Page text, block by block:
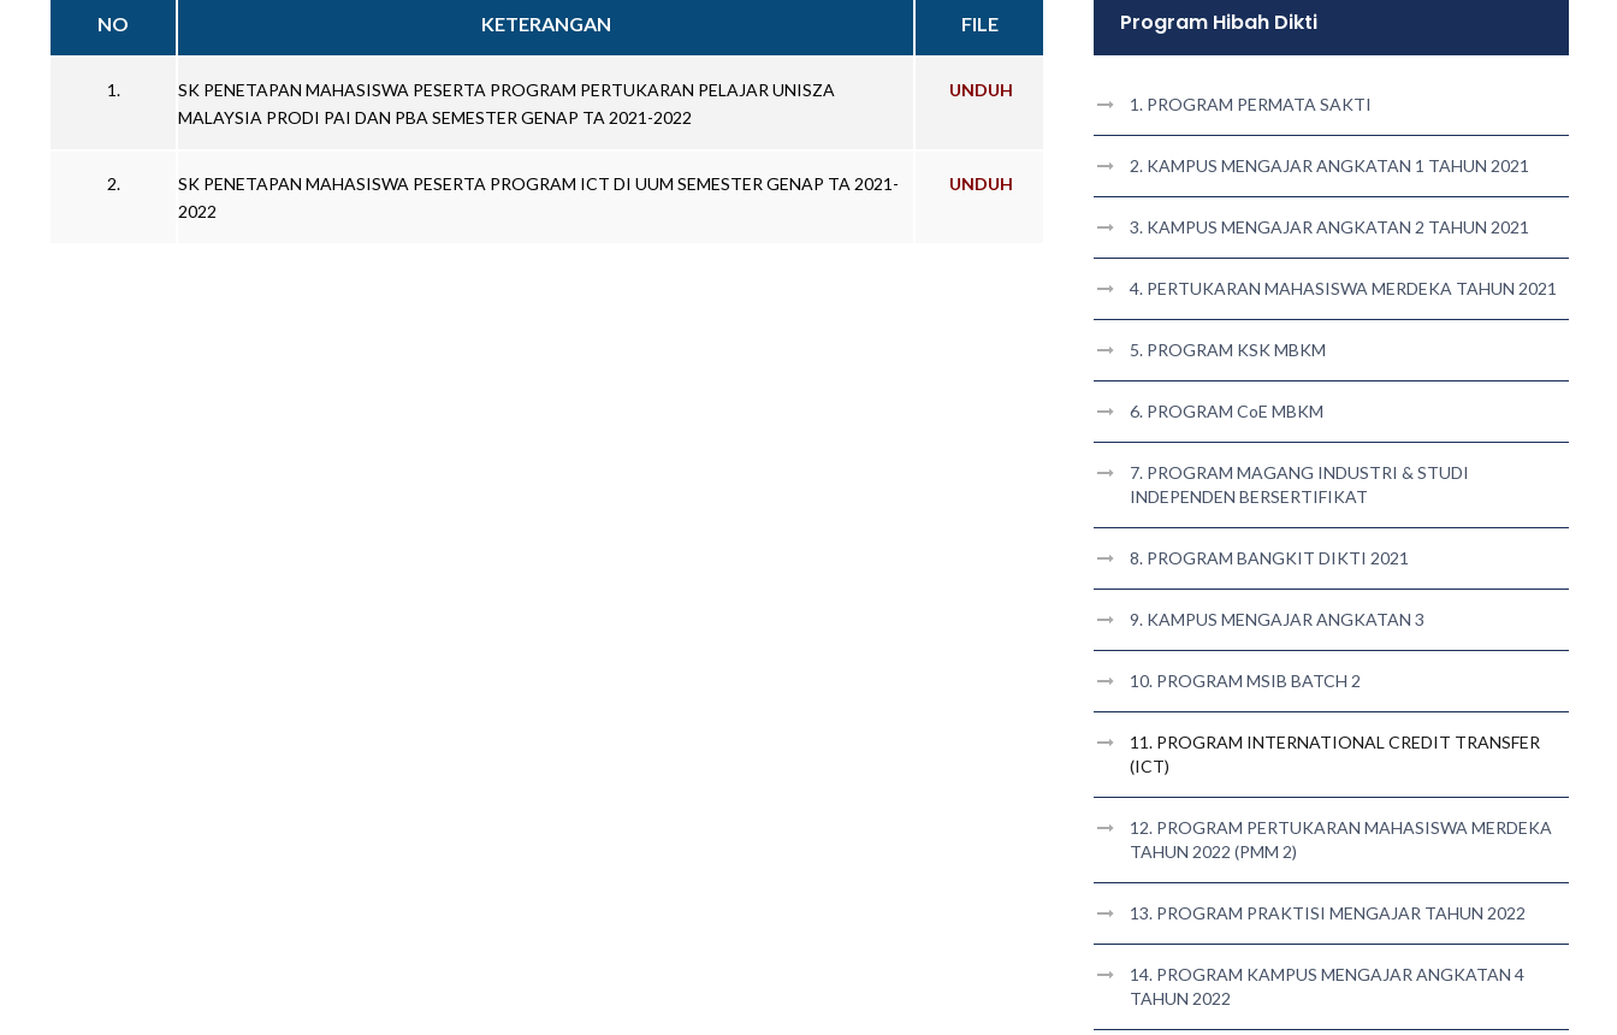
NO KETERANGAN FILE
1.
SK PENETAPAN MAHASISWA PESERTA PROGRAM PERTUKARAN PELAJAR UNISZA
MALAYSIA PRODI PAI DAN PBA SEMESTER GENAP TA 2021-2022
UNDUH
2.
SK PENETAPAN MAHASISWA PESERTA PROGRAM ICT DI UUM SEMESTER GENAP TA 2021-
2022
UNDUH
Program Hibah Dikti
1. PROGRAM PERMATA SAKTI
2. KAMPUS MENGAJAR ANGKATAN 1 TAHUN 2021
3. KAMPUS MENGAJAR ANGKATAN 2 TAHUN 2021
4. PERTUKARAN MAHASISWA MERDEKA TAHUN 2021
5. PROGRAM KSK MBKM
6. PROGRAM CoE MBKM
7. PROGRAM MAGANG INDUSTRI & STUDI
INDEPENDEN BERSERTIFIKAT
8. PROGRAM BANGKIT DIKTI 2021
9. KAMPUS MENGAJAR ANGKATAN 3
10. PROGRAM MSIB BATCH 2
11. PROGRAM INTERNATIONAL CREDIT TRANSFER
(ICT)
12. PROGRAM PERTUKARAN MAHASISWA MERDEKA
TAHUN 2022 (PMM 2)
13. PROGRAM PRAKTISI MENGAJAR TAHUN 2022
14. PROGRAM KAMPUS MENGAJAR ANGKATAN 4
TAHUN 2022